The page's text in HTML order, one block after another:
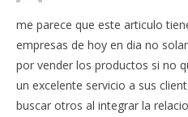
me parece que este articulo
empresas de hoy en dia no
por vender los productos si no
un excelente servicio a sus
buscar otros al integrar la